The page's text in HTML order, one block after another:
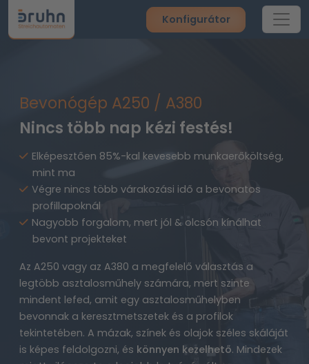
Konfigurátor
Bevonógép A250 / A380
Nincs több nap kézi festés!
Elképesztően 85%-kal kevesebb munkaerőköltség,
mint ma
Végre nincs több várakozási idő a bevonatos
profillapoknál
Nagyobb forgalom, mert jól & olcsón kínálhat
bevont projekteket
Az A250 vagy az A380 a megfelelő választás a
legtöbb asztalosműhely számára, mert szinte
mindent lefed, amit egy asztalosműhelyben
bevonnak a keresztmetszetek és a profilok
tekintetében. A mázak, színek és olajok széles skáláját
is képes feldolgozni, és könnyen kezelhető. Mindezek